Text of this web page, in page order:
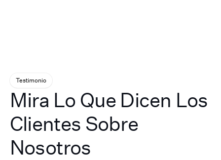
Testimonio
Mira Lo Que Dicen Los
Clientes Sobre
Nosotros